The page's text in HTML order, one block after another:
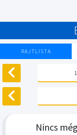
RAJTLISTA
Nincs